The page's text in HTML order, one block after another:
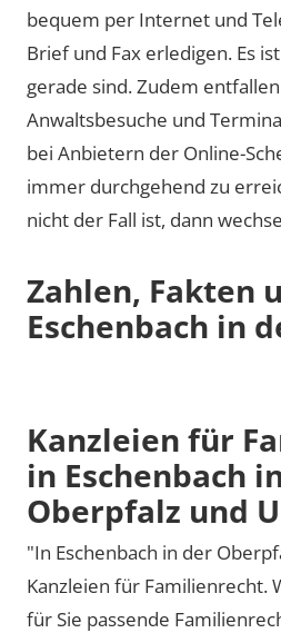
bequem per Internet und
Brief und Fax erledigen. Es
gerade sind. Zudem
Anwaltsbesuche und
bei Anbietern der Online-
immer durchgehend zu
nicht der Fall ist, dann
Zahlen, Fakten
Eschenbach in
Kanzleien für
in Eschenbach
Oberpfalz und
"In Eschenbach in der
Kanzleien für Familienrecht.
für Sie passende